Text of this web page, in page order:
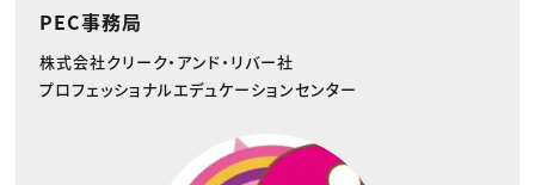
PEC事務局
株式会社クリーク・アンド・リバー社
プロフェッショナルエデュケーションセンター